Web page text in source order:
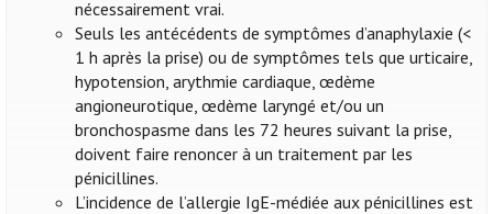
nécessairement vrai.
Seuls les antécédents de symptômes d’anaphylaxie (<
1 h après la prise) ou de symptômes tels que urticaire,
hypotension, arythmie cardiaque, œdème
angioneurotique, œdème laryngé et/ou un
bronchospasme dans les 72 heures suivant la prise,
doivent faire renoncer à un traitement par les
pénicillines.
L’incidence de l’allergie IgE-médiée aux pénicillines est